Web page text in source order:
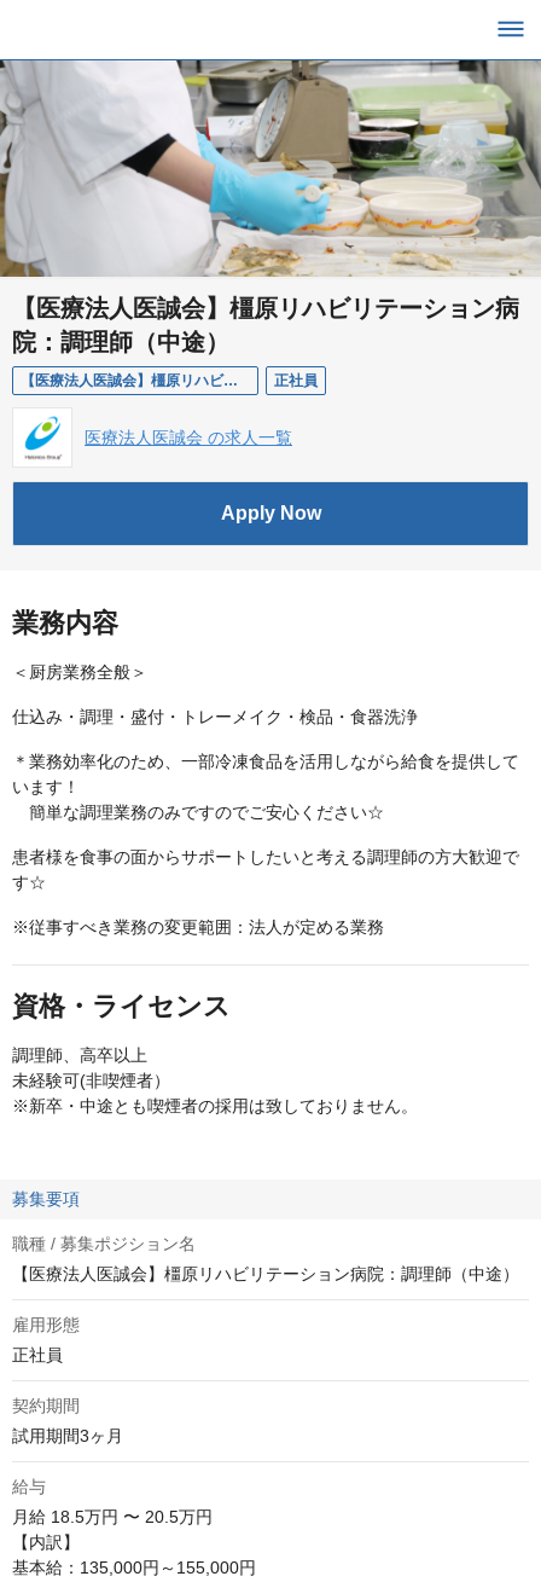
【医療法人医誠会】橿原リハビリテーション病
院：調理師（中途）
【医療法人医誠会】橿原リハビリテーション病院：調理師（中途） 正社員
医療法人医誠会 の求人一覧
Apply Now
業務内容
＜厨房業務全般＞
仕込み・調理・盛付・トレーメイク・検品・食器洗浄
＊業務効率化のため、一部冷凍食品を活用しながら給食を提供して
います！
簡単な調理業務のみですのでご安心ください☆
患者様を食事の面からサポートしたいと考える調理師の方大歓迎で
す☆
※従事すべき業務の変更範囲：法人が定める業務
資格・ライセンス
調理師、高卒以上
未経験可(非喫煙者）
※新卒・中途とも喫煙者の採用は致しておりません。
募集要項
職種 / 募集ポジション名
【医療法人医誠会】橿原リハビリテーション病院：調理師（中途）
雇用形態
正社員
契約期間
試用期間3ヶ月
給与
月給 18.5万円 〜 20.5万円
【内訳】
基本給：135,000円～155,000円